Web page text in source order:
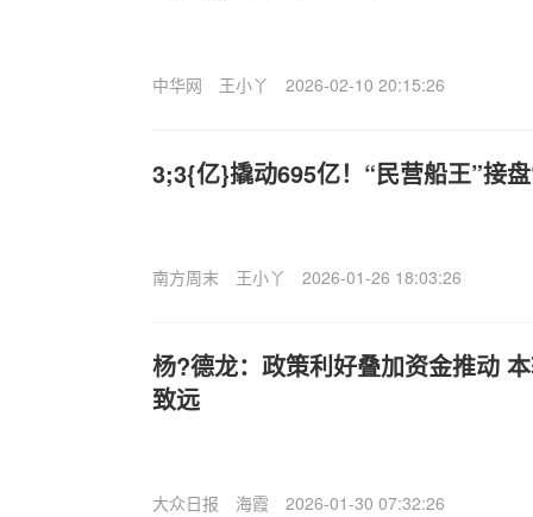
中华网 王小丫 2026-02-10 20:15:26
3;3{亿}撬动695亿！“民营船王”接
南方周末 王小丫 2026-01-26 18:03:26
杨?德龙：政策利好叠加资金推动
致远
大众日报 海霞 2026-01-30 07:32:26